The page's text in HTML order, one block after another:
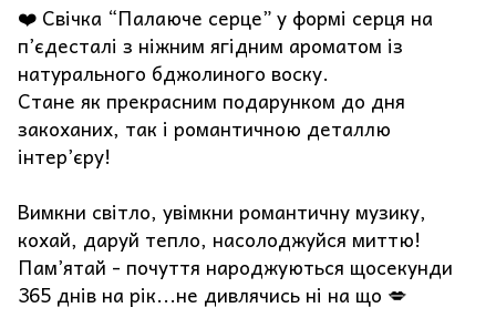
❤️ Свічка “Палаюче серце” у формі серця на
п’єдесталі з ніжним ягідним ароматом із
натурального бджолиного воску.
Стане як прекрасним подарунком до дня
закоханих, так і романтичною деталлю
інтер’єру!
Вимкни світло, увімкни романтичну музику,
кохай, даруй тепло, насолоджуйся миттю!
Пам’ятай - почуття народжуються щосекунди
365 днів на рік...не дивлячись ні на що 💋